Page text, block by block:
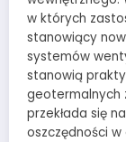
w których
stanowiący
systemów
stanowią
geotermalnych
przekłada się
oszczędności w